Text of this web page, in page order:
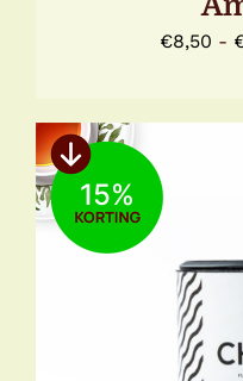
€8,50 -
15
TOEVOEGEN